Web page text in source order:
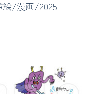
/漫画/2025